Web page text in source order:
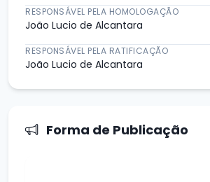
RESPONSÁVEL PELA HOMOLOGAÇÃO
João Lucio de Alcantara
RESPONSÁVEL PELA RATIFICAÇÃO
João Lucio de Alcantara
Forma de Publicação